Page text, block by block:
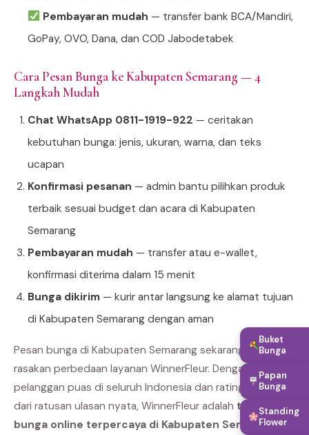
Pembayaran mudah — transfer bank BCA/Mandiri,
GoPay, OVO, Dana, dan COD Jabodetabek
Cara Pesan Bunga ke Kabupaten Semarang — 4
Langkah Mudah
Chat WhatsApp 0811-1919-922 — ceritakan
kebutuhan bunga: jenis, ukuran, warna, dan teks
ucapan
Konfirmasi pesanan — admin bantu pilihkan produk
terbaik sesuai budget dan acara di Kabupaten
Semarang
Pembayaran mudah — transfer atau e-wallet,
konfirmasi diterima dalam 15 menit
Bunga dikirim — kurir antar langsung ke alamat tujuan
di Kabupaten Semarang dengan aman
Pesan bunga di Kabupaten Semarang sekarang dan
rasakan perbedaan layanan WinnerFleur. Dengan ribuan
pelanggan puas di seluruh Indonesia dan rating bintang 5
dari ratusan ulasan nyata, WinnerFleur adalah toko
bunga online terpercaya di Kabupaten Semarang
Buket
Bunga
Papan
Bunga
Standing
Flower